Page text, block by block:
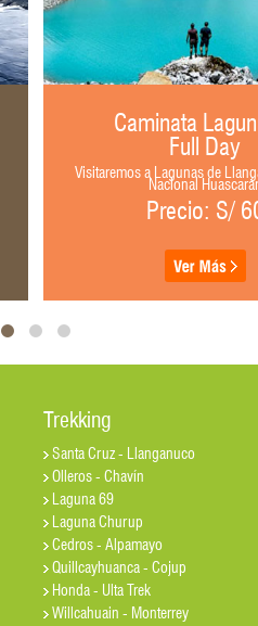
Caminata
Full Day
Visitaremos a Lagunas de
Nacional
Precio: S/
Trekking
Santa Cruz - Llanganuco
Olleros - Chavín
Laguna 69
Laguna Churup
Cedros - Alpamayo
Quillcayhuanca - Cojup
Honda - Ulta Trek
Willcahuain - Monterrey